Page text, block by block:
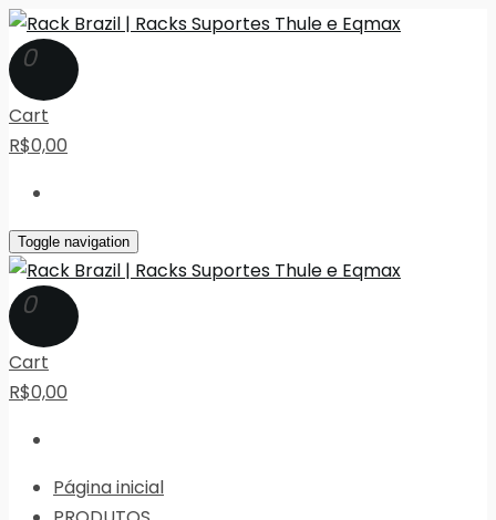
0
Cart
R$0,00
Toggle navigation
0
Cart
R$0,00
Página inicial